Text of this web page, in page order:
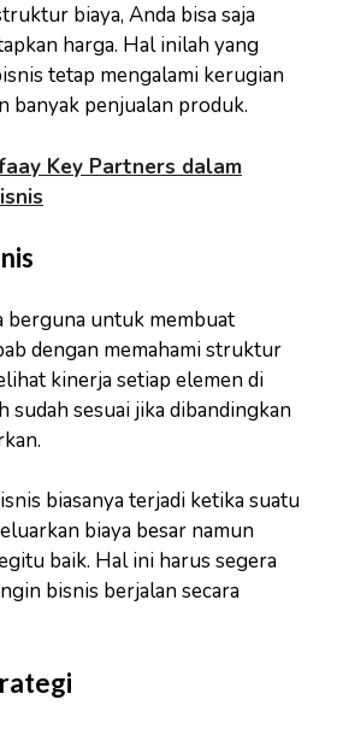
biaya, Anda bisa saja
harga. Hal inilah yang
tetap mengalami kerugian
banyak penjualan produk.
Key Partners dalam
berguna untuk membuat
dengan memahami struktur
kinerja setiap elemen di
sudah sesuai jika dibandingkan
biasanya terjadi ketika suatu
biaya besar namun
baik. Hal ini harus segera
bisnis berjalan secara